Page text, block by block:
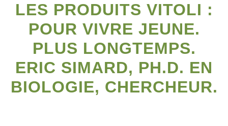
LES PRODUITS VITOLI :
POUR VIVRE JEUNE.
PLUS LONGTEMPS.
ERIC SIMARD, PH.D. EN
BIOLOGIE, CHERCHEUR.